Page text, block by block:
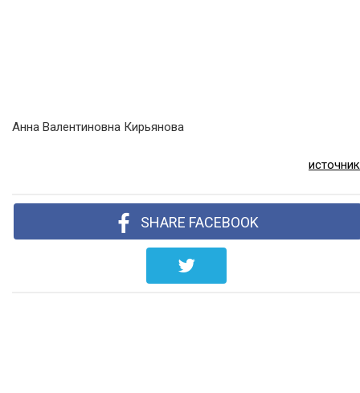
Анна Валентиновна Кирьянова
источник
SHARE FACEBOOK